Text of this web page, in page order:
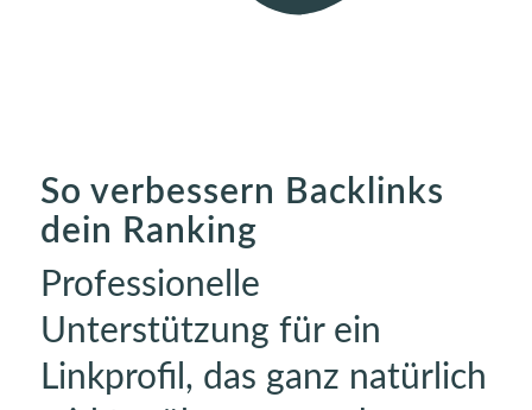
So verbessern Backlinks
dein Ranking
Professionelle
Unterstützung für ein
Linkprofil, das ganz natürlich